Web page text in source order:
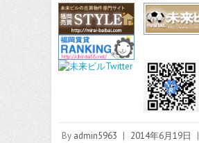
By admin5963 | 2014年6月19日 |